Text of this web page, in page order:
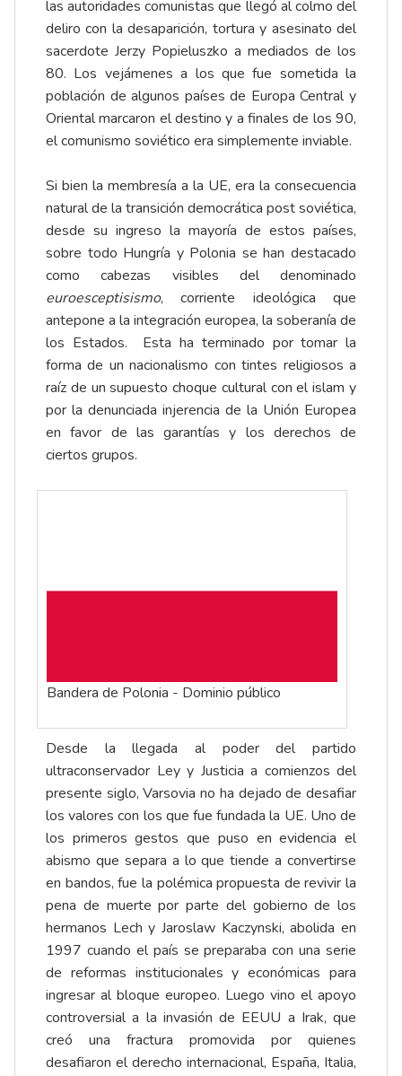
las autoridades comunistas que llegó al colmo del
deliro con la desaparición, tortura y asesinato del
sacerdote Jerzy Popieluszko a mediados de los
80. Los vejámenes a los que fue sometida la
población de algunos países de Europa Central y
Oriental marcaron el destino y a finales de los 90,
el comunismo soviético era simplemente inviable.
Si bien la membresía a la UE, era la consecuencia
natural de la transición democrática post soviética,
desde su ingreso la mayoría de estos países,
sobre todo Hungría y Polonia se han destacado
como cabezas visibles del denominado
euroesceptisismo, corriente ideológica que
antepone a la integración europea, la soberanía de
los Estados. Esta ha terminado por tomar la
forma de un nacionalismo con tintes religiosos a
raíz de un supuesto choque cultural con el islam y
por la denunciada injerencia de la Unión Europea
en favor de las garantías y los derechos de
ciertos grupos.
Bandera de Polonia - Dominio público
Desde la llegada al poder del partido
ultraconservador Ley y Justicia a comienzos del
presente siglo, Varsovia no ha dejado de desafiar
los valores con los que fue fundada la UE. Uno de
los primeros gestos que puso en evidencia el
abismo que separa a lo que tiende a convertirse
en bandos, fue la polémica propuesta de revivir la
pena de muerte por parte del gobierno de los
hermanos Lech y Jaroslaw Kaczynski, abolida en
1997 cuando el país se preparaba con una serie
de reformas institucionales y económicas para
ingresar al bloque europeo. Luego vino el apoyo
controversial a la invasión de EEUU a Irak, que
creó una fractura promovida por quienes
desafiaron el derecho internacional, España, Italia,